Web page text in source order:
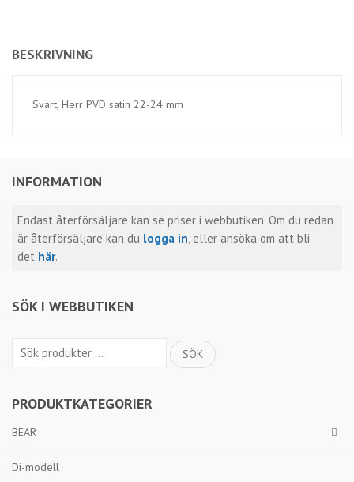
INFORMATION
Endast återförsäljare kan se priser i webbutiken. Om du redan
är återförsäljare kan du logga in, eller ansöka om att bli
det här.
SÖK I WEBBUTIKEN
Sök
SÖK
PRODUKTKATEGORIER
BEAR
Di-modell
BESKRIVNING
Svart, Herr PVD satin 22-24 mm